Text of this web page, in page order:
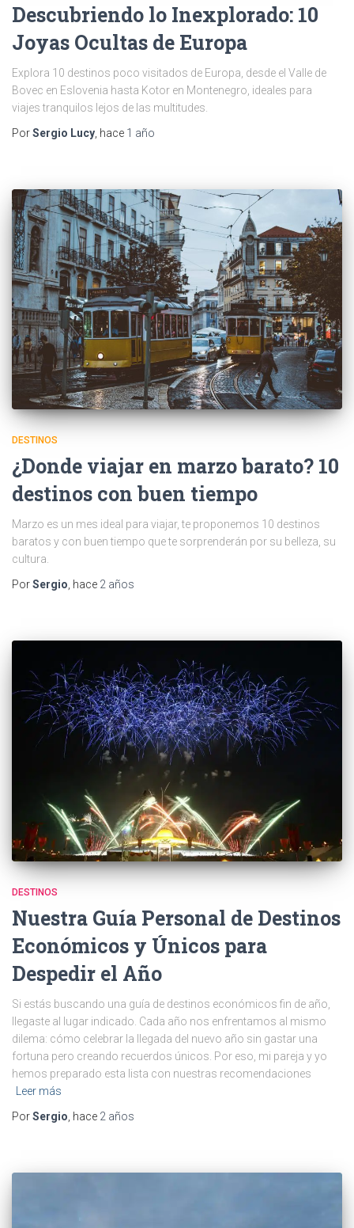
Descubriendo lo Inexplorado: 10
Joyas Ocultas de Europa
Explora 10 destinos poco visitados de Europa, desde el Valle de
Bovec en Eslovenia hasta Kotor en Montenegro, ideales para
viajes tranquilos lejos de las multitudes.
PorSergio Lucy , hace 1 año
DESTINOS
¿Donde viajar en marzo barato? 10
destinos con buen tiempo
Marzo es un mes ideal para viajar, te proponemos 10 destinos
baratos y con buen tiempo que te sorprenderán por su belleza, su
cultura.
PorSergio, hace 2 años
DESTINOS
Nuestra Guía Personal de Destinos
Económicos y Únicos para
Despedir el Año
Si estás buscando una guía de destinos económicos fin de año,
llegaste al lugar indicado. Cada año nos enfrentamos al mismo
dilema: cómo celebrar la llegada del nuevo año sin gastar una
fortuna pero creando recuerdos únicos. Por eso, mi pareja y yo
hemos preparado esta lista con nuestras recomendaciones
Leer más
PorSergio , hace 2 años